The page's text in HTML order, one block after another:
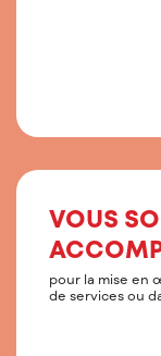
VOUS
pour la mise en
de services ou